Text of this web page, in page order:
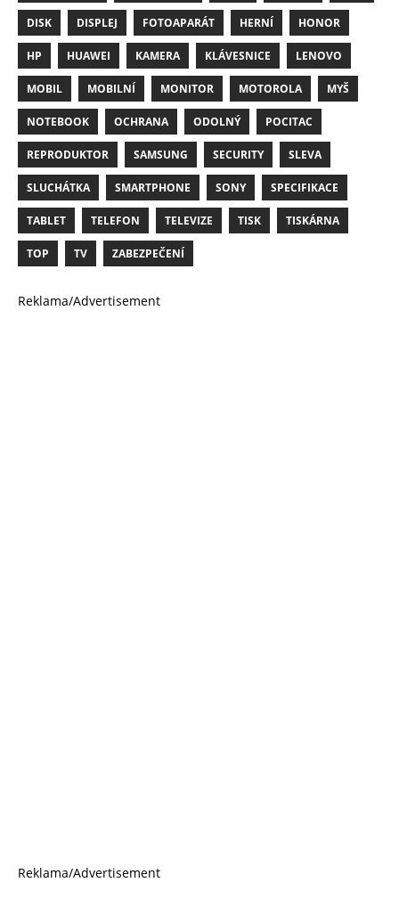
DISK DISPLEJ FOTOAPARÁT HERNÍ HONOR
HP HUAWEI KAMERA KLÁVESNICE LENOVO
MOBIL MOBILNÍ MONITOR MOTOROLA MYŠ
NOTEBOOK OCHRANA ODOLNÝ POCITAC
REPRODUKTOR SAMSUNG SECURITY SLEVA
SLUCHÁTKA SMARTPHONE SONY SPECIFIKACE
TABLET TELEFON TELEVIZE TISK TISKÁRNA
TOP TV ZABEZPEČENÍ
Reklama/Advertisement
Reklama/Advertisement